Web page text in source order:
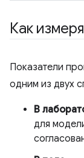
Как
Показатели
одним из двух
В
для